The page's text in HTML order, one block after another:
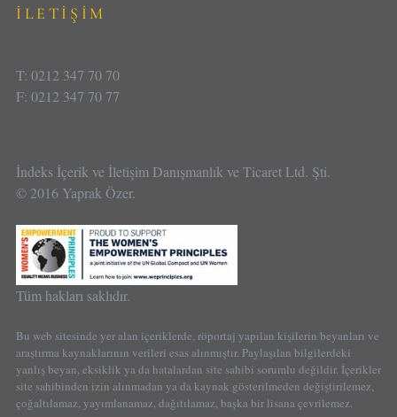
İLETİŞİM
T: 0212 347 70 70
F: 0212 347 70 77
İndeks İçerik ve İletişim Danışmanlık ve Ticaret Ltd. Şti.
© 2016 Yaprak Özer.
Tüm hakları saklıdır.
Bu web sitesinde yer alan içeriklerde, röportaj yapılan kişilerin beyanları ve
araştırma kaynaklarının verileri esas alınmıştır. Paylaşılan bilgilerdeki
yanlış beyan, eksiklik ya da hatalardan site sahibi sorumlu değildir. İçerikler
site sahibinden izin alınmadan ya da kaynak gösterilmeden değiştirilemez,
çoğaltılamaz, yayımlanamaz, dağıtılamaz, başka bir lisana çevrilemez.